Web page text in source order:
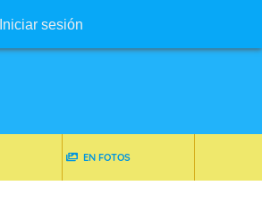
Iniciar sesión
EN FOTOS